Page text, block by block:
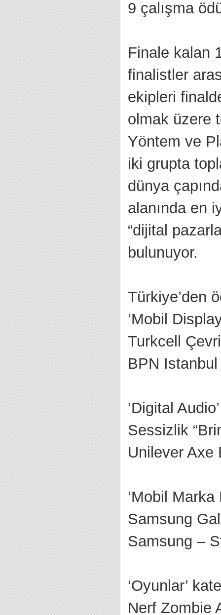
9 çalışma
Finale kalan
finalistler
ekipleri
olmak üzere
Yöntem ve
iki grupta
dünya
alanında en
“dijital
bulunuyor.
Türkiye’den
‘Mobil
Turkcell
BPN
‘Digital
Sessizlik
Unilever Axe
‘Mobil
Samsung
Samsung –
‘Oyunlar’
Nerf Zombie